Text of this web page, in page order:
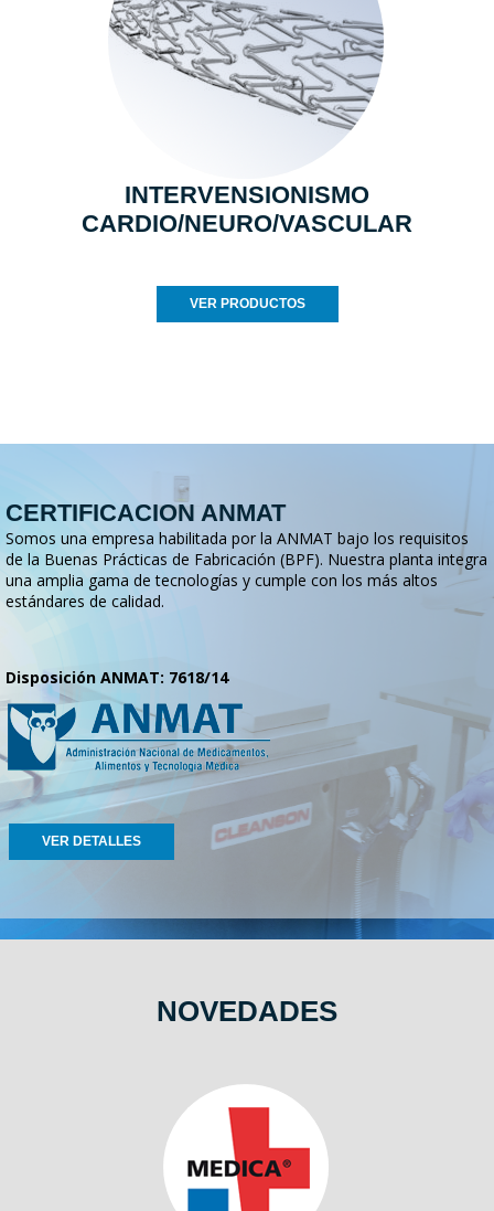
INTERVENSIONISMO
CARDIO/NEURO/VASCULAR
VER PRODUCTOS
CERTIFICACION ANMAT
Somos una empresa habilitada por la ANMAT bajo los requisitos
de la Buenas Prácticas de Fabricación (BPF). Nuestra planta integra
una amplia gama de tecnologías y cumple con los más altos
estándares de calidad.
Disposición ANMAT: 7618/14
VER DETALLES
NOVEDADES